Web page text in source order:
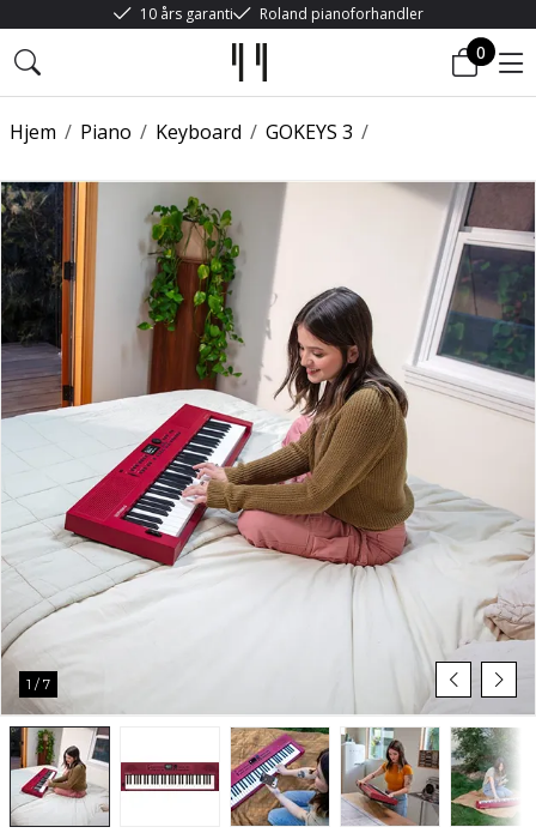
10 års garanti Roland pianoforhandler
0
/
Hjem /
Piano /
Keyboard /
GOKEYS 3
1 / 7